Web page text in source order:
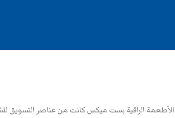
الراقية بست ميكس كانت من عناصر التسويق